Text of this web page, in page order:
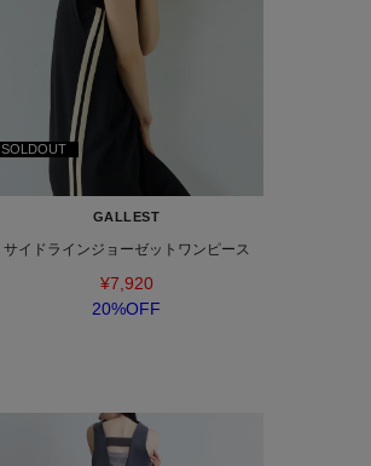
SOLDOUT
GALLEST
サイドラインジョーゼットワンピース
¥7,920
20%OFF